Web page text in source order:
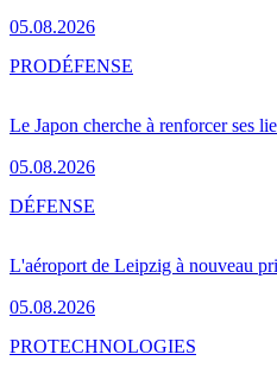
05.08.2026
Le Japon cherche à renforcer ses
05.08.2026
PRODÉFENSE
L'aéroport de Leipzig à nouveau
05.08.2026
DÉFENSE
PROTECHNOLOGIES